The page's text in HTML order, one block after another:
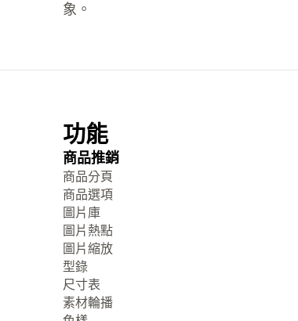
象。
功能
商品推銷
商品分頁
商品選項
圖片庫
圖片熱點
圖片縮放
型錄
尺寸表
素材輪播